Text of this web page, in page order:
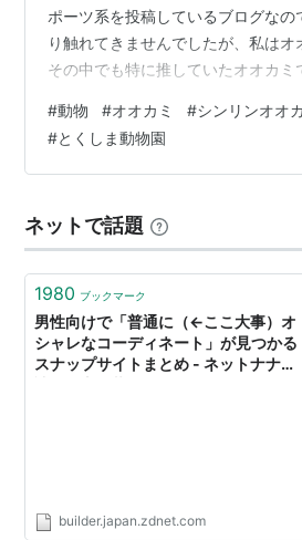
ポーツ系を投稿しているブログなの
り触れてきませんでしたが、私はオ
その中でも特に推していたオオカミ
コニコ動画にアップロードされてい
るオオカミ夫婦」。神秘的、凶暴、
オオカミの印象とはかけ離れた、恥
２匹の名前はジェイとキナコ。やが
たちも産まれ、絵に描いたような…
#動物 #オオカミ #シンリンオオ
#とくしま動物園
ネットで話題
1980 ブックマーク
男性向けで「普通に（←ここ大事）オ
シャレなコーディネート」が見つかる
スナップサイトまとめ - ネットナナメ
builder.japan.zdnet.com